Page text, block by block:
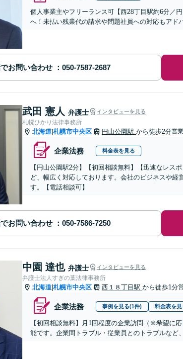
個人事業主やフリーランス可【西28丁目駅約6分／
へ！未払い残業代の請求や問題社員への対応もアド
お問い合わせ
武田 憲人 弁護士 インタビューを見る
札幌ひかり法律事務所
北海道 札幌市中央区 円山公園駅 から徒歩2分営
企業法務 料金表を見る
【円山公園駅2分】【初回相談無料】【迅速なレス
ど、幅広く対応しております。会社のビジネスや
す。【電話相談可】
お問い合わせ
中園 達也 弁護士 インタビューを見る
弁護士法人すぎの葉法律事務所
北海道 札幌市中央区 西１８丁目駅 から徒歩1分
企業法務 事例を見る(1件) 料金表を見
【初回相談無料】月1回程度の企業訪問（※希望に
能です。企業間トラブル・従業員とのトラブルなど